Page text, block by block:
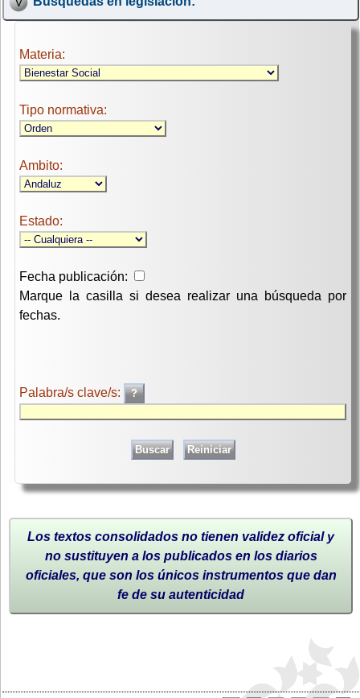
Materia:
Tipo normativa:
Ambito:
Estado:
Fecha publicación:
Marque la casilla si desea realizar una búsqueda por
fechas.
Palabra/s clave/s:
Los textos consolidados no tienen validez oficial y
no sustituyen a los publicados en los diarios
oficiales, que son los únicos instrumentos que dan
fe de su autenticidad